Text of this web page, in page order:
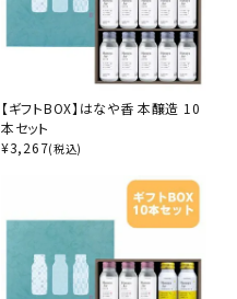
【ギフトBOX】はなや香 本醸造 10
本セット
¥3,267(税込)